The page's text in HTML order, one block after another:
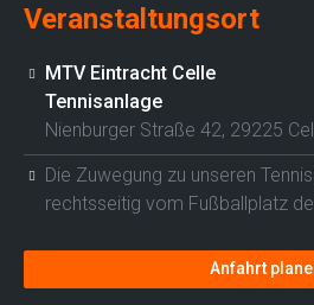
Veranstaltungsort
MTV Eintracht Celle
Tennisanlage
Nienburger Straße 42, 29225
Die Zuwegung zu unseren
rechtsseitig vom Fußballplatz
Anfahrt